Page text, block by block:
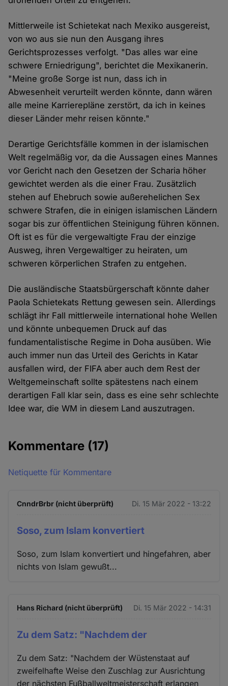
Mittlerweile ist Schietekat nach Mexiko ausgereist,
von wo aus sie nun den Ausgang ihres
Gerichtsprozesses verfolgt. "Das alles war eine
schwere Erniedrigung", berichtet die Mexikanerin.
"Meine große Sorge ist nun, dass ich in
Abwesenheit verurteilt werden könnte, dann wären
alle meine Karrierepläne zerstört, da ich in keines
dieser Länder mehr reisen könnte."
Derartige Gerichtsfälle kommen in der islamischen
Welt regelmäßig vor, da die Aussagen eines Mannes
vor Gericht nach den Gesetzen der Scharia höher
gewichtet werden als die einer Frau. Zusätzlich
stehen auf Ehebruch sowie außerehelichen Sex
schwere Strafen, die in einigen islamischen Ländern
sogar bis zur öffentlichen Steinigung führen können.
Oft ist es für die vergewaltigte Frau der einzige
Ausweg, ihren Vergewaltiger zu heiraten, um
schweren körperlichen Strafen zu entgehen.
Die ausländische Staatsbürgerschaft könnte daher
Paola Schietekats Rettung gewesen sein. Allerdings
schlägt ihr Fall mittlerweile international hohe Wellen
und könnte unbequemen Druck auf das
fundamentalistische Regime in Doha ausüben. Wie
auch immer nun das Urteil des Gerichts in Katar
ausfallen wird, der FIFA aber auch dem Rest der
Weltgemeinschaft sollte spätestens nach einem
derartigen Fall klar sein, dass es eine sehr schlechte
Idee war, die WM in diesem Land auszutragen.
Kommentare (17)
Netiquette für Kommentare
CnndrBrbr (nicht überprüft) Di. 15 Mär 2022 - 13:22
Soso, zum Islam konvertiert
Soso, zum Islam konvertiert und hingefahren, aber
nichts von Islam gewußt...
Hans Richard (nicht überprüft) Di. 15 Mär 2022 - 14:31
Zu dem Satz: "Nachdem der
Zu dem Satz: "Nachdem der Wüstenstaat auf
zweifelhafte Weise den Zuschlag zur Ausrichtung
der nächsten Fußballweltmeisterschaft erlangen